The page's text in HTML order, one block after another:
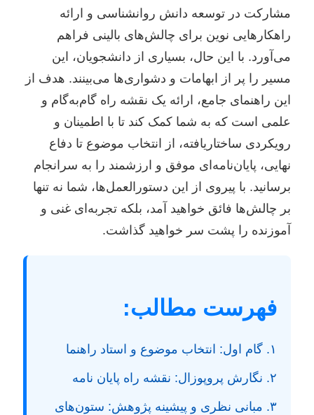
مشارکت در توسعه دانش روانشناسی و ارائه
راهکارهایی نوین برای چالش‌های بالینی فراهم
می‌آورد. با این حال، بسیاری از دانشجویان، این
مسیر را پر از ابهامات و دشواری‌ها می‌بینند. هدف از
این راهنمای جامع، ارائه یک نقشه راه گام‌به‌گام و
علمی است که به شما کمک کند تا با اطمینان و
رویکردی ساختاریافته، از انتخاب موضوع تا دفاع
نهایی، پایان‌نامه‌ای موفق و ارزشمند را به سرانجام
برسانید. با پیروی از این دستورالعمل‌ها، شما نه تنها
بر چالش‌ها فائق خواهید آمد، بلکه تجربه‌ای غنی و
آموزنده را پشت سر خواهید گذاشت.
فهرست مطالب:
۱. گام اول: انتخاب موضوع و استاد راهنما
۲. نگارش پروپوزال: نقشه راه پایان نامه
۳. مبانی نظری و پیشینه پژوهش: ستون‌های